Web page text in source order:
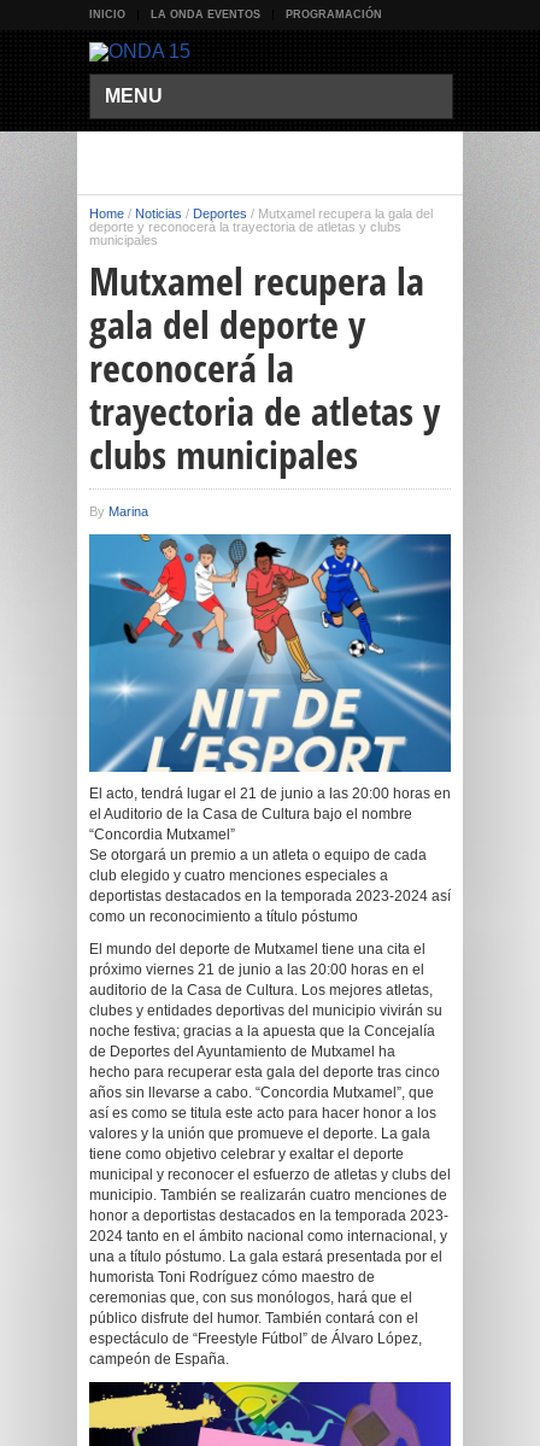
INICIO LA ONDA EVENTOS PROGRAMACIÓN
MENU
Home / Noticias / Deportes / Mutxamel recupera la gala del
deporte y reconocerá la trayectoria de atletas y clubs
municipales
Mutxamel recupera la
gala del deporte y
reconocerá la
trayectoria de atletas y
clubs municipales
By Marina
El acto, tendrá lugar el 21 de junio a las 20:00 horas en
el Auditorio de la Casa de Cultura bajo el nombre
“Concordia Mutxamel”
Se otorgará un premio a un atleta o equipo de cada
club elegido y cuatro menciones especiales a
deportistas destacados en la temporada 2023-2024 así
como un reconocimiento a título póstumo
El mundo del deporte de Mutxamel tiene una cita el
próximo viernes 21 de junio a las 20:00 horas en el
auditorio de la Casa de Cultura. Los mejores atletas,
clubes y entidades deportivas del municipio vivirán su
noche festiva; gracias a la apuesta que la Concejalía
de Deportes del Ayuntamiento de Mutxamel ha
hecho para recuperar esta gala del deporte tras cinco
años sin llevarse a cabo. “Concordia Mutxamel”, que
así es como se titula este acto para hacer honor a los
valores y la unión que promueve el deporte. La gala
tiene como objetivo celebrar y exaltar el deporte
municipal y reconocer el esfuerzo de atletas y clubs del
municipio. También se realizarán cuatro menciones de
honor a deportistas destacados en la temporada 2023-
2024 tanto en el ámbito nacional como internacional, y
una a título póstumo. La gala estará presentada por el
humorista Toni Rodríguez cómo maestro de
ceremonias que, con sus monólogos, hará que el
público disfrute del humor. También contará con el
espectáculo de “Freestyle Fútbol” de Álvaro López,
campeón de España.